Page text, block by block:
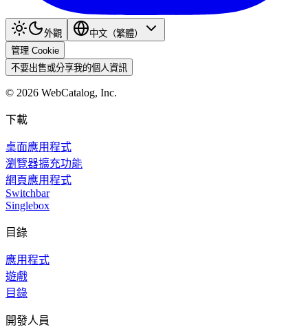
外觀
中文（繁體）
管理 Cookie
不要出售或分享我的個人資訊
© 2026 WebCatalog, Inc.
下載
桌面應用程式
瀏覽器擴充功能
網頁應用程式
Switchbar
Singlebox
目錄
應用程式
遊戲
目錄
開發人員